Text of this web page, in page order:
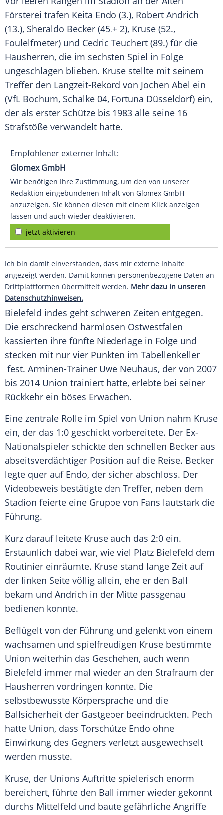
Försterei trafen Keita Endo (3.), Robert Andrich
(13.), Sheraldo Becker (45.+ 2), Kruse (52.,
Foulelfmeter) und Cedric Teuchert (89.) für die
Hausherren, die im sechsten Spiel in Folge
ungeschlagen blieben. Kruse stellte mit seinem
Treffer den Langzeit-Rekord von Jochen Abel ein
(VfL Bochum, Schalke 04, Fortuna Düsseldorf) ein,
der als erster Schütze bis 1983 alle seine 16
Strafstöße verwandelt hatte.
Empfohlener externer Inhalt:
Glomex GmbH
Wir benötigen Ihre Zustimmung, um den von unserer
Redaktion eingebundenen Inhalt von Glomex GmbH
anzuzeigen. Sie können diesen mit einem Klick anzeigen
lassen und auch wieder deaktivieren.
jetzt aktivieren
Ich bin damit einverstanden, dass mir externe Inhalte
angezeigt werden. Damit können personenbezogene Daten an
Drittplattformen übermittelt werden. Mehr dazu in unseren
Datenschutzhinweisen.
Bielefeld indes geht schweren Zeiten entgegen.
Die erschreckend harmlosen Ostwestfalen
kassierten ihre fünfte Niederlage in Folge und
stecken mit nur vier Punkten im Tabellenkeller
fest. Arminen-Trainer Uwe Neuhaus, der von 2007
bis 2014 Union trainiert hatte, erlebte bei seiner
Rückkehr ein böses Erwachen.
Eine zentrale Rolle im Spiel von Union nahm Kruse
ein, der das 1:0 geschickt vorbereitete. Der Ex-
Nationalspieler schickte den schnellen Becker aus
abseitsverdächtiger Position auf die Reise. Becker
legte quer auf Endo, der sicher abschloss. Der
Videobeweis bestätigte den Treffer, neben dem
Stadion feierte eine Gruppe von Fans lautstark die
Führung.
Kurz darauf leitete Kruse auch das 2:0 ein.
Erstaunlich dabei war, wie viel Platz Bielefeld dem
Routinier einräumte. Kruse stand lange Zeit auf
der linken Seite völlig allein, ehe er den Ball
bekam und Andrich in der Mitte passgenau
bedienen konnte.
Beflügelt von der Führung und gelenkt von einem
wachsamen und spielfreudigen Kruse bestimmte
Union weiterhin das Geschehen, auch wenn
Bielefeld immer mal wieder an den Strafraum der
Hausherren vordringen konnte. Die
selbstbewusste Körpersprache und die
Ballsicherheit der Gastgeber beeindruckten. Pech
hatte Union, dass Torschütze Endo ohne
Einwirkung des Gegners verletzt ausgewechselt
werden musste.
Kruse, der Unions Auftritte spielerisch enorm
bereichert, führte den Ball immer wieder gekonnt
durchs Mittelfeld und baute gefährliche Angriffe